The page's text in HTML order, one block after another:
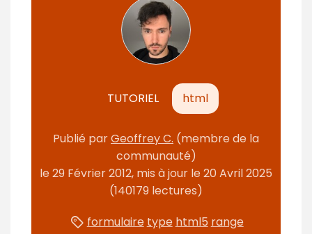
TUTORIEL html
Publié parGeoffrey C. (membre de la
communauté)
le29 Février 2012, mis à jour le20 Avril 2025
(140179 lectures)
formulaire type html5 range